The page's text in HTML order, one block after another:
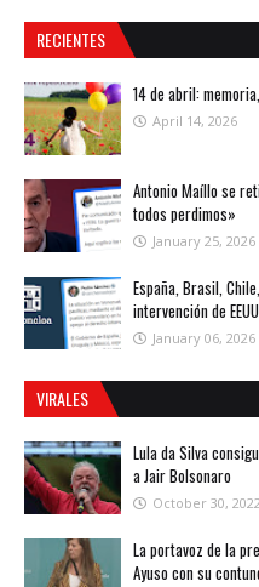
RECIENTES
14 de abril:
April 14, 2026
Antonio Maíllo se
todos perdimos»
January 25, 2026
España, Brasil,
intervención de
January 06, 2026
VIRALES
Lula da Silva
a Jair Bolsonaro
October 30, 2022
La portavoz de la
Ayuso con su